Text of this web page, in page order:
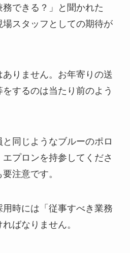
できる？」と聞かれた
場スタッフとしての期待が
りません。お年寄りの送
するのは当たり前のよう
同じようなブルーのポロ
プロンを持参してくださ
注意です。
時には「従事すべき業務
ばなりません。